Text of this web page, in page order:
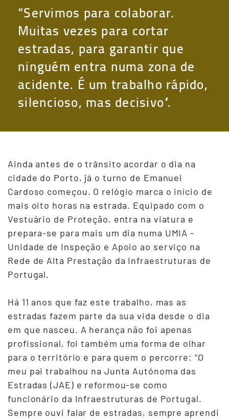
“Servimos para colaborar.
Muitas vezes para cortar
estradas, para garantir que
ninguém entra numa zona de
acidente. É um trabalho rápido,
silencioso, mas decisivo”.
Ainda antes de o trânsito acordar o dia na
cidade do Porto, já o turno de Emanuel
Cardoso começou. O relógio marca o início de
mais oito horas na estrada. Equipado com o
Vestuário de Proteção, entra na viatura e
prepara-se para mais um dia numa UMIA -
Unidade de Inspeção e Apoio ao serviço na
Rede de Alta Prestação da Infraestruturas de
Portugal.
Há 11 anos que faz este trabalho, mas as
estradas fazem parte da sua vida desde o dia
em que nasceu. A herança não foi apenas
profissional, foi também uma forma de olhar
para o território e para quem o percorre: “O
meu pai trabalhou na Junta Autónoma das
Estradas (JAE) e reformou-se como
funcionário da Infraestruturas de Portugal.
Sempre ouvi falar de estradas, sempre aprendi